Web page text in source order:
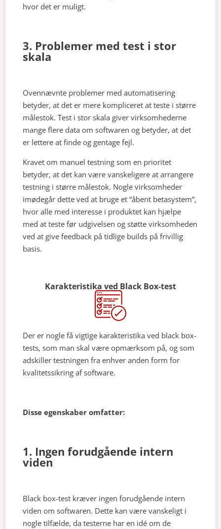
hvor det er muligt.
3. Problemer med test i stor
skala
Ovennævnte problemer med automatisering
betyder, at det er mere kompliceret at teste i større
målestok. Test i stor skala giver virksomhederne
mange flere data om softwaren og betyder, at det
er lettere at finde og gentage fejl.
Kravet om manuel testning som en prioritet
betyder, at det kan være vanskeligere at arrangere
testning i større målestok. Nogle virksomheder
imødegår dette ved at bruge et “åbent betasystem”,
hvor alle med interesse i produktet kan hjælpe
med at teste før udgivelsen og støtte virksomheden
ved at give feedback på tidlige builds på frivillig
basis.
Karakteristika ved Black Box-test
Der er nogle få vigtige karakteristika ved black box-
tests, som man skal være opmærksom på, og som
adskiller testningen fra enhver anden form for
kvalitetssikring af software.
Disse egenskaber omfatter:
1. Ingen forudgående intern
viden
Black box-test kræver ingen forudgående intern
viden om softwaren. Dette kan være vanskeligt i
nogle tilfælde, da testerne har en idé om de